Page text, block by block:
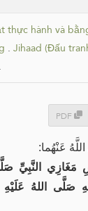
thực hành và
. Jihaad (Đấu
.
PDF
عَنْهُما:
النَّبِيِّ
صَلَّى اللهُ